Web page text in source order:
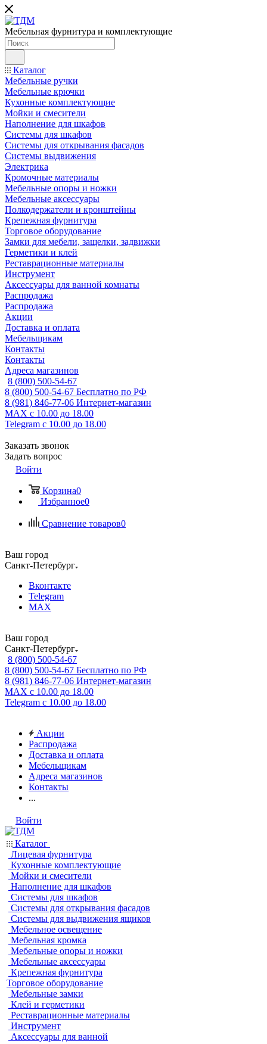
Мебельная фурнитура и комплектующие
Каталог
Мебельные ручки
Мебельные крючки
Кухонные комплектующие
Мойки и смесители
Наполнение для шкафов
Cистемы для шкафов
Системы для открывания фасадов
Системы выдвижения
Электрика
Кромочные материалы
Мебельные опоры и ножки
Мебельные аксессуары
Полкодержатели и кронштейны
Крепежная фурнитура
Торговое оборудование
Замки для мебели, защелки, задвижки
Герметики и клей
Реставрационные материалы
Инструмент
Аксессуары для ванной комнаты
Распродажа
Распродажа
Акции
Доставка и оплата
Мебельщикам
Контакты
Контакты
Адреса магазинов
8 (800) 500-54-67
8 (800) 500-54-67 Бесплатно по РФ
8 (981) 846-77-06 Интернет-магазин
MAX с 10.00 до 18.00
Telegram с 10.00 до 18.00
Заказать звонок
Задать вопрос
Войти
Корзина0
Избранное0
Сравнение товаров0
Ваш город
Санкт-Петербург
Вконтакте
Telegram
MAX
Ваш город
Санкт-Петербург
8 (800) 500-54-67
8 (800) 500-54-67 Бесплатно по РФ
8 (981) 846-77-06 Интернет-магазин
MAX с 10.00 до 18.00
Telegram с 10.00 до 18.00
Акции
Распродажа
Доставка и оплата
Мебельщикам
Адреса магазинов
Контакты
...
Войти
Каталог
Лицевая фурнитура
Кухонные комплектующие
Мойки и смесители
Наполнение для шкафов
Системы для шкафов
Системы для открывания фасадов
Системы для выдвижения ящиков
Мебельное освещение
Мебельная кромка
Мебельные опоры и ножки
Мебельные аксессуары
Крепежная фурнитура
Торговое оборудование
Мебельные замки
Клей и герметики
Реставрационные материалы
Инструмент
Аксессуары для ванной